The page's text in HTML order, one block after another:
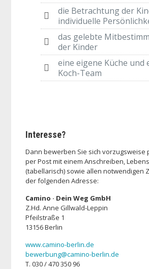
die Betrachtung der
individuelle
das gelebte
der Kinder
eine eigene Küche und
Koch-Team
Interesse?
Dann bewerben Sie sich vorzugsweise
per Post mit einem Anschreiben,
(tabellarisch) sowie allen notwendigen
der folgenden Adresse:
Camino · Dein Weg GmbH
Z.Hd. Anne Gillwald-Leppin
Pfeilstraße 1
13156 Berlin
www.camino-berlin.de
bewerbung@camino-berlin.de
T. 030 / 470 350 96